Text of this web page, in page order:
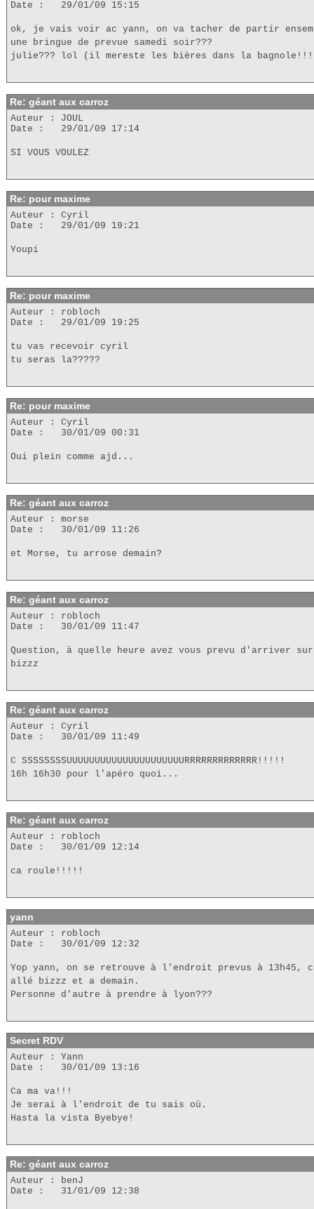
Date : 29/01/09 15:15
ok, je vais voir ac yann, on va tacher de partir
une bringue de prevue samedi soir???
julie??? lol (il mereste les bières dans la
Re: géant aux carroz
Auteur : JOUL
Date : 29/01/09 17:14
SI VOUS VOULEZ
Re: pour maxime
Auteur : Cyril
Date : 29/01/09 19:21
Youpi
Re: pour maxime
Auteur : robloch
Date : 29/01/09 19:25
tu vas recevoir cyril
tu seras la?????
Re: pour maxime
Auteur : Cyril
Date : 30/01/09 00:31
Oui plein comme ajd...
Re: géant aux carroz
Auteur : morse
Date : 30/01/09 11:26
et Morse, tu arrose demain?
Re: géant aux carroz
Auteur : robloch
Date : 30/01/09 11:47
Question, à quelle heure avez vous prevu d'arriver
bizzz
Re: géant aux carroz
Auteur : Cyril
Date : 30/01/09 11:49
C SSSSSSSSUUUUUUUUUUUUUUUUUUUUURRRRRRRRRRRRR!!!!!
16h 16h30 pour l'apéro quoi...
Re: géant aux carroz
Auteur : robloch
Date : 30/01/09 12:14
ca roule!!!!!
yann
Auteur : robloch
Date : 30/01/09 12:32
Yop yann, on se retrouve à l'endroit prevus à 13h45,
allé bizzz et a demain.
Personne d'autre à prendre à lyon???
Secret RDV
Auteur : Yann
Date : 30/01/09 13:16
Ca ma va!!!
Je serai à l'endroit de tu sais où.
Hasta la vista Byebye!
Re: géant aux carroz
Auteur : benJ
Date : 31/01/09 12:38